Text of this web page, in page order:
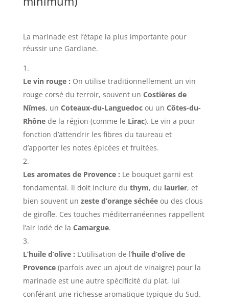
La marinade est l’étape la plus importante pour
réussir une Gardiane.
Le vin rouge : On utilise traditionnellement un vin
rouge corsé du terroir, souvent un Costières de
Nîmes, un Coteaux-du-Languedocou un Côtes-du-
Rhônede la région (comme le Lirac). Le vin a pour
fonction d’attendrir les fibres du taureau et
d’apporter les notes épicées et fruitées.
Les aromates de Provence : Le bouquet garni est
fondamental. Il doit inclure du thym, du laurier, et
bien souvent un zeste d’orange séchéeou des clous
de girofle. Ces touches méditerranéennes rappellent
l’air iodé de la Camargue.
L’huile d’olive : L’utilisation de l’huile d’olive de
Provence(parfois avec un ajout de vinaigre) pour la
marinade est une autre spécificité du plat, lui
conférant une richesse aromatique typique du Sud.